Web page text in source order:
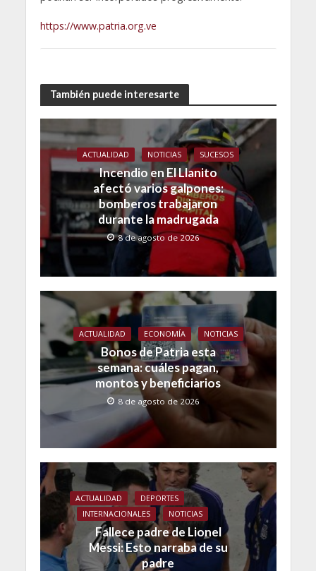
https://www.patria.org.ve
También puede interesarte
ACTUALIDAD NOTICIAS SUCESOS
Incendio en El Llanito
afectó varios galpones:
bomberos trabajaron
durante la madrugada
8 de agosto de 2026
ACTUALIDAD ECONOMÍA NOTICIAS
Bonos de Patria esta
semana: cuáles pagan,
montos y beneficiarios
8 de agosto de 2026
ACTUALIDAD
DEPORTES
INTERNACIONALES
NOTICIAS
Fallece padre de Lionel
Messi: Esto narraba de su
padre